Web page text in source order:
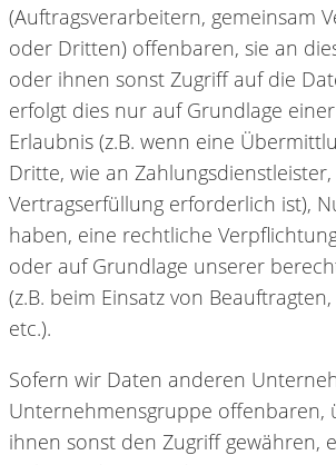
(Auftragsverarbeitern, gemeinsam
oder Dritten) offenbaren, sie an
oder ihnen sonst Zugriff auf die
erfolgt dies nur auf Grundlage
Erlaubnis (z.B. wenn eine
Dritte, wie an
Vertragserfüllung erforderlich ist),
haben, eine rechtliche
oder auf Grundlage unserer
(z.B. beim Einsatz von
etc.).
Sofern wir Daten anderen
Unternehmensgruppe offenbaren,
ihnen sonst den Zugriff gewähren,